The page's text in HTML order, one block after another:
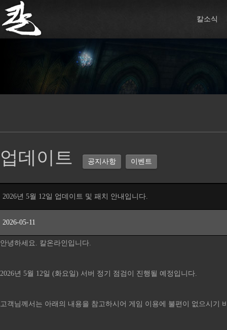
칼소식
업데이트 공지사항 이벤트
2026년 5월 12일 업데이트 및 패치 안내입니다.
2026-05-11
안녕하세요. 칼온라인입니다.
2026년 5월 12일 (화요일) 서버 정기 점검이 진행될 예정입니다.
고객님께서는 아래의 내용을 참고하시어 게임 이용에 불편이 없으시기